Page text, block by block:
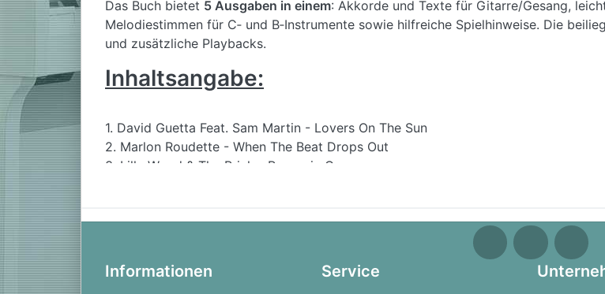
Das Buch bietet 5 Ausgaben in einem: Akkorde und Texte für Gitarre/Gesang,
Melodiestimmen für C‑ und B‑Instrumente sowie hilfreiche Spielhinweise. Die
und zusätzliche Playbacks.
Inhaltsangabe:
1. David Guetta Feat. Sam Martin - Lovers On The Sun
2. Marlon Roudette - When The Beat Drops Out
3. Lilly Wood & The Prick - Prayer in C
6. OneRepublic - Love Runs Out
Informationen Service